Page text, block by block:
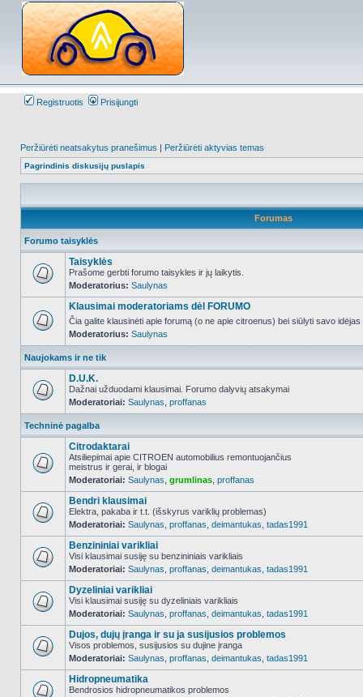
Registruotis Prisijungti
Peržiūrėti neatsakytus pranešimus | Peržiūrėti aktyvias temas
Pagrindinis diskusijų puslapis
Forumas
Forumo taisyklės
NO_UNREAD_POSTS
Taisyklės
Prašome gerbti forumo taisykles ir jų laikytis.
Moderatorius: Saulynas
NO_UNREAD_POSTS
Klausimai moderatoriams dėl FORUMO
Čia galite klausinėti apie forumą (o ne apie citroenus) bei siūlyti savo
Moderatorius: Saulynas
Naujokams ir ne tik
NO_UNREAD_POSTS
D.U.K.
Dažnai užduodami klausimai. Forumo dalyvių atsakymai
Moderatoriai: Saulynas proffanas
Techninė pagalba
NO_UNREAD_POSTS
Citrodaktarai
Atsiliepimai apie CITROEN automobilius remontuojančius
meistrus ir gerai, ir blogai
Moderatoriai: Saulynas grumlinas proffanas
NO_UNREAD_POSTS
Bendri klausimai
Elektra, pakaba ir t.t. (išskyrus variklių problemas)
Moderatoriai: Saulynas proffanas deimantukas tadas1991
NO_UNREAD_POSTS
Benzininiai varikliai
Visi klausimai susiję su benzininiais varikliais
Moderatoriai: Saulynas proffanas deimantukas tadas1991
NO_UNREAD_POSTS
Dyzeliniai varikliai
Visi klausimai susiję su dyzeliniais varikliais
Moderatoriai: Saulynas proffanas deimantukas tadas1991
NO_UNREAD_POSTS
Dujos, dujų įranga ir su ja susijusios problemos
Visos problemos, susijusios su dujine įranga
Moderatoriai: Saulynas proffanas deimantukas tadas1991
Hidropneumatika
Bendrosios hidropneumatikos problemos